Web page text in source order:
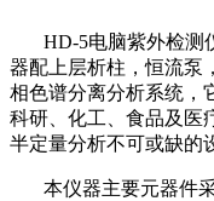
HD-5电脑紫外检测
器配上层析柱，恒流泵
相色谱分离分析系统，
科研、化工、食品及医
半定量分析不可或缺的
本仪器主要元器件